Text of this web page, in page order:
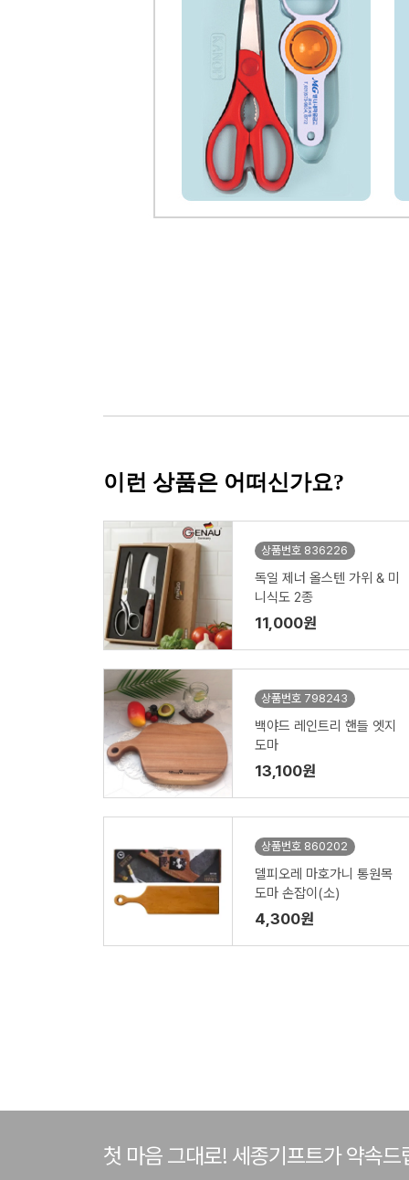
이런 상품은 어떠신가요?
상품번호 836226
독일 제너 올스텐 가위 & 미
니식도 2종
11,000원
상품번호 798243
백야드 레인트리 핸들 엣지
도마
13,100원
상품번호 860202
델피오레 마호가니 통원목
도마 손잡이(소)
4,300원
첫 마음 그대로! 세종기프트가 약속드